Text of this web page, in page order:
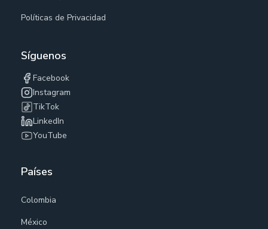
Políticas de Privacidad
Síguenos
Facebook
Instagram
TikTok
LinkedIn
YouTube
Países
Colombia
México